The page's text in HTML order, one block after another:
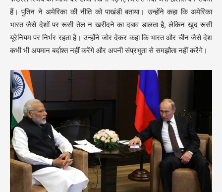
हैं। पुतिन ने अमेरिका की नीति को पाखंडी बताया। उन्होंने कहा कि अमेरिका
भारत जैसे देशों पर रूसी तेल न खरीदने का दबाव डालता है, लेकिन खुद रूसी
यूरेनियम पर निर्भर रहता है। उन्होंने जोर देकर कहा कि भारत और चीन जैसे देश
कभी भी अपमान बर्दाश्त नहीं करेंगे और अपनी संप्रभुता से समझौता नहीं करेंगे।